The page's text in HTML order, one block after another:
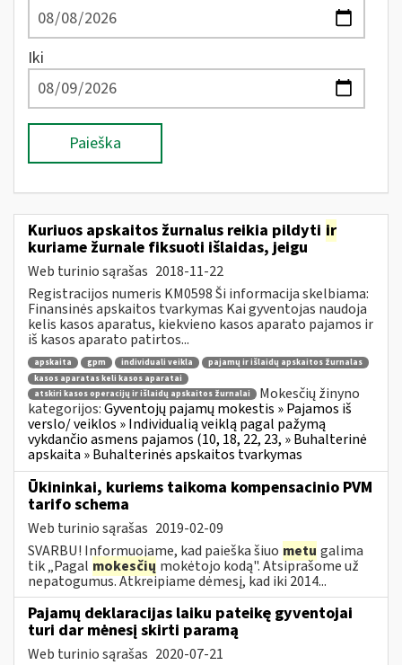
Iki
Paieška
Kuriuos apskaitos žurnalus reikia pildyti ir
kuriame žurnale fiksuoti išlaidas, jeigu
Web turinio sąrašas 2018-11-22
Registracijos numeris KM0598 Ši informacija skelbiama:
Finansinės apskaitos tvarkymas Kai gyventojas naudoja
kelis kasos aparatus, kiekvieno kasos aparato pajamos ir
iš kasos aparato patirtos...
apskaita gpm individuali veikla
pajamų ir išlaidų apskaitos žurnalas
kasos aparatas keli kasos aparatai
atskiri kasos operacijų ir išlaidų apskaitos žurnalai
Mokesčių žinyno
kategorijos:Gyventojų pajamų mokestis » Pajamos iš
verslo/ veiklos » Individualią veiklą pagal pažymą
vykdančio asmens pajamos (10, 18, 22, 23, » Buhalterinė
apskaita » Buhalterinės apskaitos tvarkymas
Ūkininkai, kuriems taikoma kompensacinio PVM
tarifo schema
Web turinio sąrašas 2019-02-09
SVARBU! Informuojame, kad paieška šiuo metu galima
tik „Pagal mokesčių mokėtojo kodą". Atsiprašome už
nepatogumus. Atkreipiame dėmesį, kad iki 2014...
Pajamų deklaracijas laiku pateikę gyventojai
turi dar mėnesį skirti paramą
Web turinio sąrašas 2020-07-21